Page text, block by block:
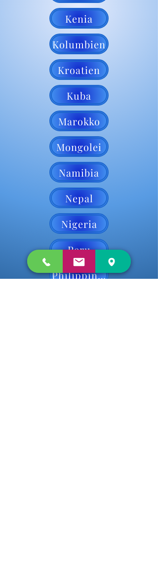
Kenia
Kolumbien
Kroatien
Kuba
Marokko
Mongolei
Namibia
Nepal
Nigeria
Peru
Philippinen